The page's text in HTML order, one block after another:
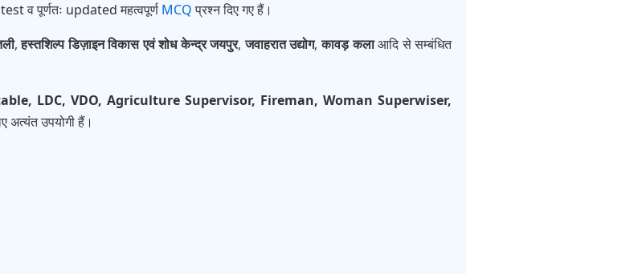
व पूर्णतः updated महत्वपूर्ण MCQप्रश्न दिए गए हैं।
,हस्तशिल्प डिज़ाइन विकास एवं शोध केन्द्र जयपुर,जवाहरात उद्योग,कावड़ कलाआदि से सम्बंधित
LDC, VDO, Agriculture Supervisor, Fireman, Woman Superwiser,
अत्यंत उपयोगी हैं।